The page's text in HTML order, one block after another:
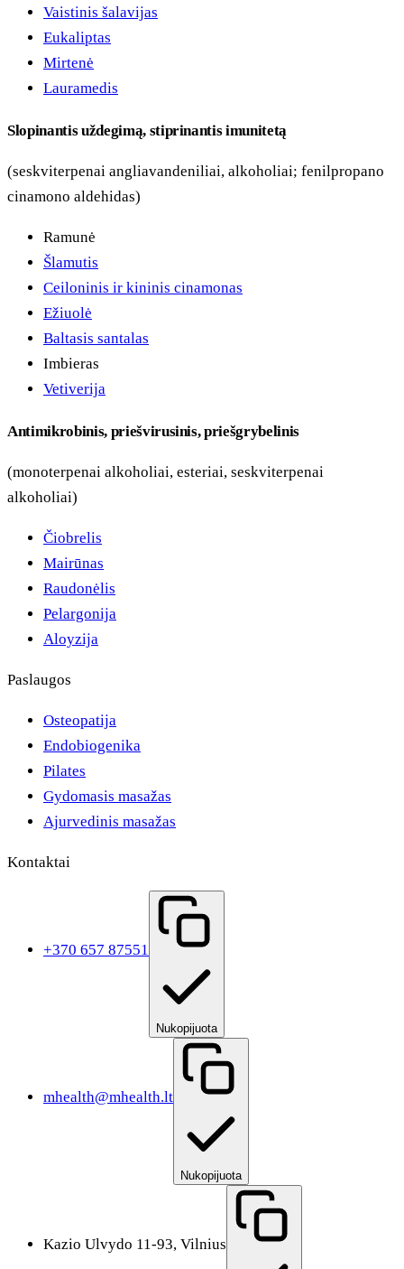
Vaistinis šalavijas
Eukaliptas
Mirtenė
Lauramedis
Slopinantis uždegimą, stiprinantis imunitetą
(seskviterpenai angliavandeniliai, alkoholiai; fenilpropano
cinamono aldehidas)
Ramunė
Šlamutis
Ceiloninis ir kininis cinamonas
Ežiuolė
Baltasis santalas
Imbieras
Vetiverija
Antimikrobinis, priešvirusinis, priešgrybelinis
(monoterpenai alkoholiai, esteriai, seskviterpenai
alkoholiai)
Čiobrelis
Mairūnas
Raudonėlis
Pelargonija
Aloyzija
Paslaugos
Osteopatija
Endobiogenika
Pilates
Gydomasis masažas
Ajurvedinis masažas
Kontaktai
+370 657 87551
Nukopijuota
mhealth@mhealth.lt
Nukopijuota
Kazio Ulvydo 11-93, Vilnius